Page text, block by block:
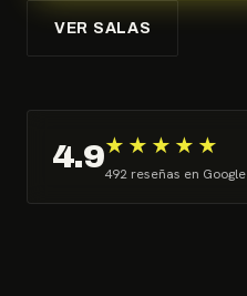
VER SALAS
4.9★★★★★
492 reseñas en Google